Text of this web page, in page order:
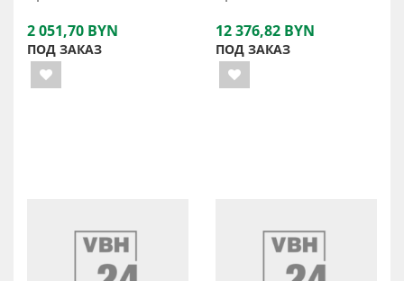
2 051,70 BYN
ПОД ЗАКАЗ
12 376,82 BYN
ПОД ЗАКАЗ